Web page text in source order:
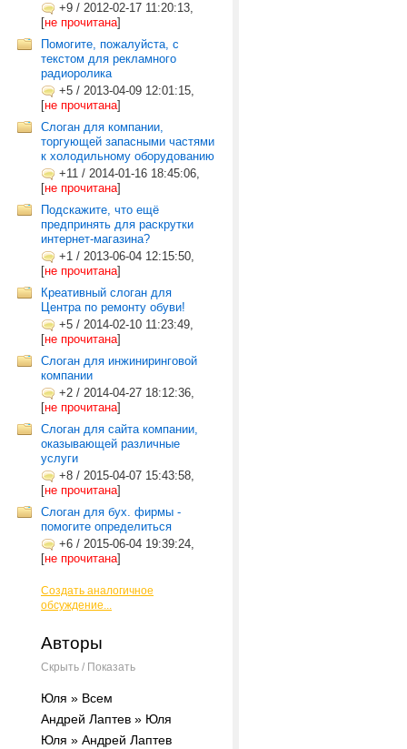
+9 / 2012-02-17 11:20:13,
[не прочитана]
Помогите, пожалуйста, с
текстом для рекламного
радиоролика
+5 / 2013-04-09 12:01:15,
[не прочитана]
Слоган для компании,
торгующей запасными частями
к холодильному оборудованию
+11 / 2014-01-16 18:45:06,
[не прочитана]
Подскажите, что ещё
предпринять для раскрутки
интернет-магазина?
+1 / 2013-06-04 12:15:50,
[не прочитана]
Креативный слоган для
Центра по ремонту обуви!
+5 / 2014-02-10 11:23:49,
[не прочитана]
Слоган для инжиниринговой
компании
+2 / 2014-04-27 18:12:36,
[не прочитана]
Слоган для сайта компании,
оказывающей различные
услуги
+8 / 2015-04-07 15:43:58,
[не прочитана]
Слоган для бух. фирмы -
помогите определиться
+6 / 2015-06-04 19:39:24,
[не прочитана]
Создать аналогичное
обсуждение...
Авторы
Скрыть / Показать
Юля » Всем
Андрей Лаптев » Юля
Юля » Андрей Лаптев